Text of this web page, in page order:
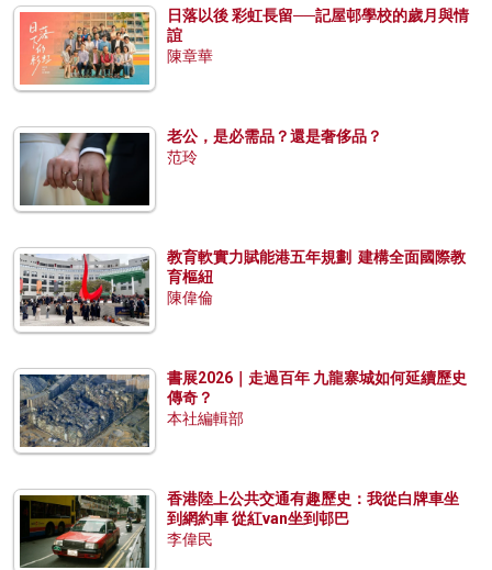
日落以後 彩虹長留──記屋邨學校的歲月與情
誼
陳章華
老公，是必需品？還是奢侈品？
范玲
教育軟實力賦能港五年規劃 建構全面國際教
育樞紐
陳偉倫
書展2026｜走過百年 九龍寨城如何延續歷史
傳奇？
本社編輯部
香港陸上公共交通有趣歷史：我從白牌車坐
到網約車 從紅van坐到邨巴
李偉民